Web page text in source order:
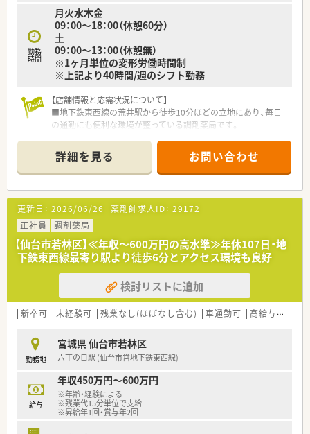
勤務
時間
月火水木金
09：00～18：00（休憩60分）
土
09：00～13：00（休憩無）
※1ヶ月単位の変形労働時間制
※上記より40時間/週のシフト勤務
【店舗情報と応需状況について】
■地下鉄東西線の荒井駅から徒歩10分ほどの立地にあり、毎日
の通勤にも便利な環境が整っている調剤薬局です。
医療に密着したサービスを提供しています。
■常勤の薬剤師が3名、事務スタッフが2名在籍しており、協力し
合いながら日々の業務に取り組んでいます。
【募集背景と求める人物像について】
■今回は欠員補充ならびに体制強化のための急募となっており、
すぐにでもご活躍いただける方を求めています。
■在宅医療業務への意欲が高く、フットワーク軽くさまざまな業
務に取り組んでいただける方を歓迎いたします。
■コミュニケーション能力に長けており、周囲と円滑な人間関係
を築きながら業務を進められる方が理想的です。
【法人特徴について】
■東北および関東エリアを中心として、広範なネットワークで多
■クリニックの門前薬局や在宅専門薬局などをメインに出店し、
居宅や施設など幅広い在宅医療に対応しています。
■今後の業界を見据えて薬局ビジョンに沿った運営を行い、調剤
の機械化やシステム導入にも積極的な企業です。
【求人情報について】
■正社員の勤務薬剤師としてご入社いただき、服薬指導や監査、
詳細を見る お問い合わせ
更新日： 2026/06/26 薬剤師求人ID： 29172
正社員
調剤薬局
【仙台市若林区】≪年収～600万円の高水準≫年休107日・地
下鉄東西線最寄り駅より徒歩6分とアクセス環境も良好
検討リストに追加
新卒可 未経験可 残業なし(ほぼなし含む) 車通勤可 高給与(600万円以上)
勤務地
宮城県 仙台市若林区
六丁の目駅 (仙台市営地下鉄東西線)
給与
年収450万円～600万円
※年齢・経験による
※残業代15分単位で支給
※昇給年1回・賞与年2回